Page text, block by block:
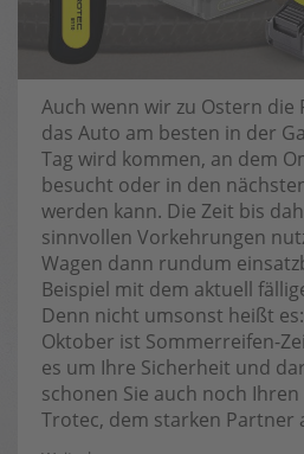
Auch wenn wir zu Ostern
das Auto am besten in der
Tag wird kommen, an dem
besucht oder in den
werden kann. Die Zeit bis
sinnvollen Vorkehrungen
Wagen dann rundum
Beispiel mit dem aktuell
Denn nicht umsonst heißt
Oktober ist Sommerreifen-
es um Ihre Sicherheit und
schonen Sie auch noch
Trotec, dem starken Partner